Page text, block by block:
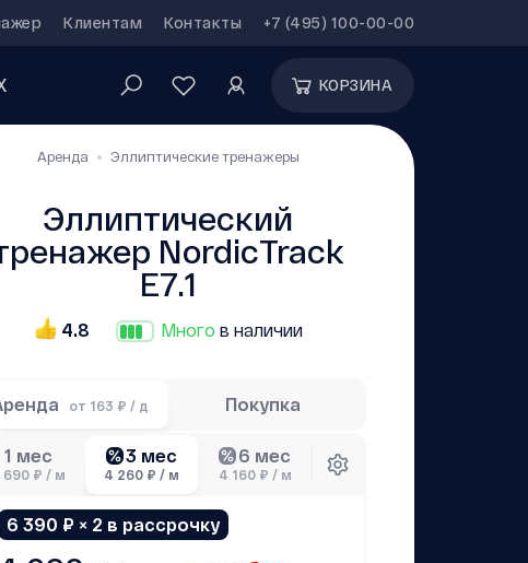
Клиентам Контакты +7 (495) 100-00-00
КОРЗИНА
Аренда Эллиптические тренажеры
Эллиптический
NordiсTrack
E7.1
4.8 Много в наличии
от 163 ₽ / д Покупка
1 мес
690 ₽ / м
3 мес
4 260 ₽ / м
6 мес
4 160 ₽ / м
6 390 ₽ × 2 в рассрочку